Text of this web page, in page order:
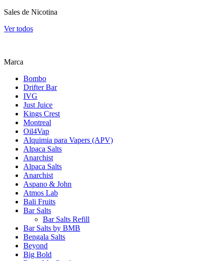
Sales de Nicotina
Ver todos
Marca
Bombo
Drifter Bar
IVG
Just Juice
Kings Crest
Montreal
Oil4Vap
Alquimia para Vapers (APV)
Alpaca Salts
Anarchist
Alpaca Salts
Anarchist
Aspano & John
Atmos Lab
Bali Fruits
Bar Salts
Bar Salts Refill
Bar Salts by BMB
Bengala Salts
Beyond
Big Bold